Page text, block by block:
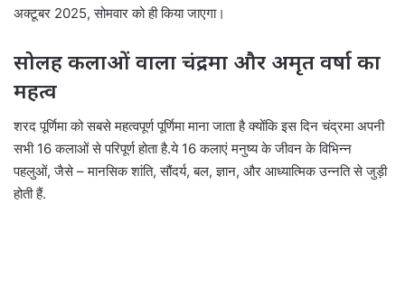
अक्टूबर 2025, सोमवार को ही किया जाएगा।
सोलह कलाओं वाला चंद्रमा और अमृत वर्षा का
महत्व
शरद पूर्णिमा को सबसे महत्वपूर्ण पूर्णिमा माना जाता है क्योंकि इस दिन चंद्रमा अपनी
सभी 16 कलाओं से परिपूर्ण होता है.ये 16 कलाएं मनुष्य के जीवन के विभिन्न
पहलुओं, जैसे – मानसिक शांति, सौंदर्य, बल, ज्ञान, और आध्यात्मिक उन्नति से जुड़ी
होती हैं.